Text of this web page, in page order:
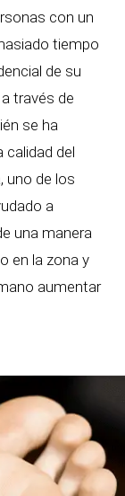
con un
tiempo
de su
través de
se ha
calidad del
uno de los
a
una manera
en la zona y
aumentar